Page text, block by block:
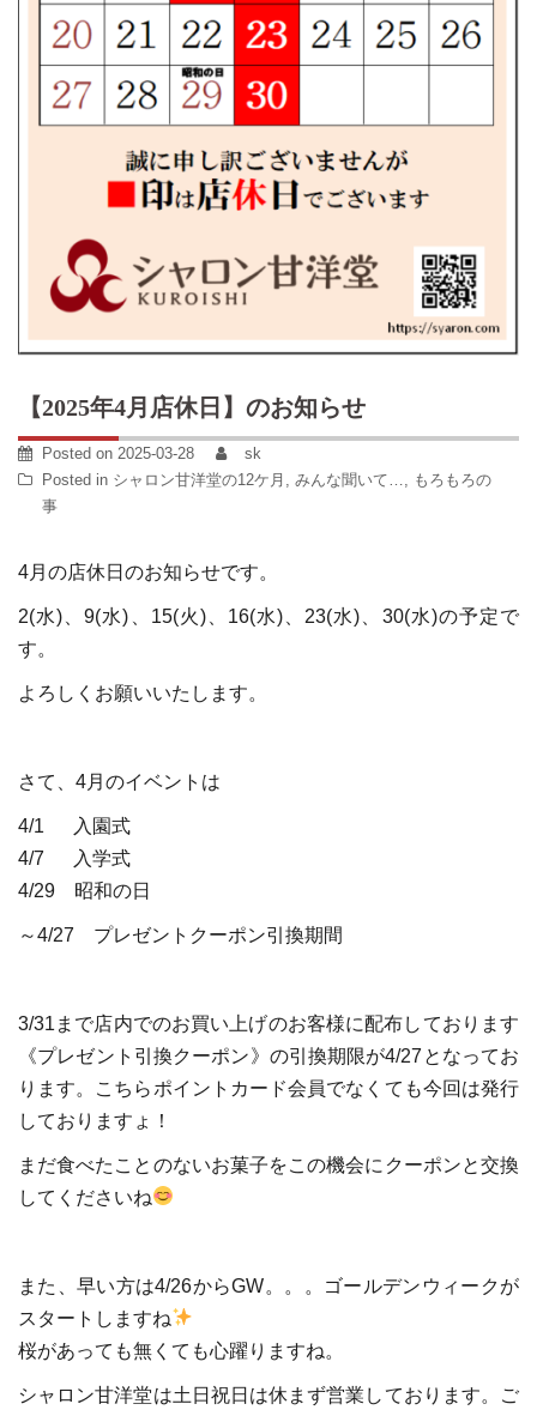
【2025年4月店休日】のお知らせ
Posted on 2025-03-28
sk
Posted in シャロン甘洋堂の12ケ月 みんな聞いて…
もろもろの
事
4月の店休日のお知らせです。
2(水)、9(水)、15(火)、16(水)、23(水)、30(水)の予定で
す。
よろしくお願いいたします。
さて、4月のイベントは
4/1 入園式
4/7 入学式
4/29 昭和の日
～4/27 プレゼントクーポン引換期間
3/31まで店内でのお買い上げのお客様に配布しております
《プレゼント引換クーポン》の引換期限が4/27となってお
ります。こちらポイントカード会員でなくても今回は発行
しておりますょ！
まだ食べたことのないお菓子をこの機会にクーポンと交換
してくださいね
また、早い方は4/26からGW。。。ゴールデンウィークが
スタートしますね
桜があっても無くても心躍りますね。
シャロン甘洋堂は土日祝日は休まず営業しております。ご